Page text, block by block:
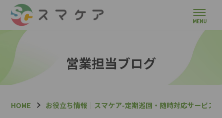
営業担当ブログ
HOME お役立ち情報｜スマケア-定期巡回・随時対応サービス